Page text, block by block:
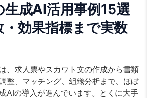
生成AI活用事例15選
・効果指標まで実数
、求人票やスカウト文の作成から書類
整、マッチング、組織分析まで、ほぼ
AIの導入が進んでいます。とくに大手